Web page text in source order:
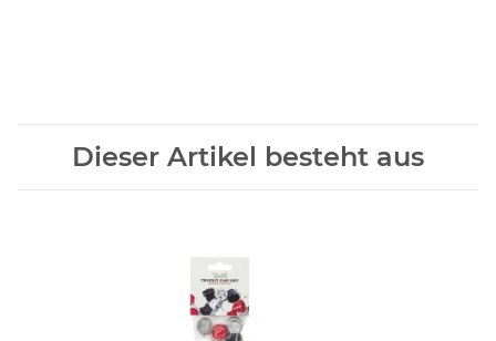
Dieser Artikel besteht aus